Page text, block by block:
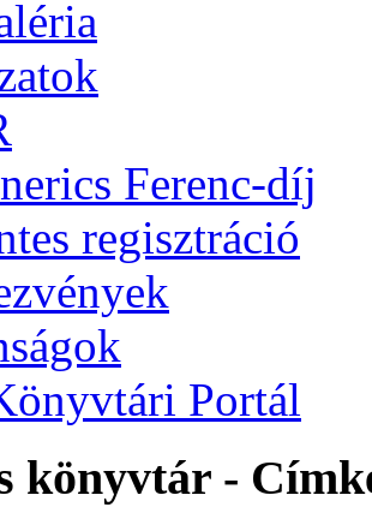
Ferenc-díj
regisztráció
Portál
könyvtár -